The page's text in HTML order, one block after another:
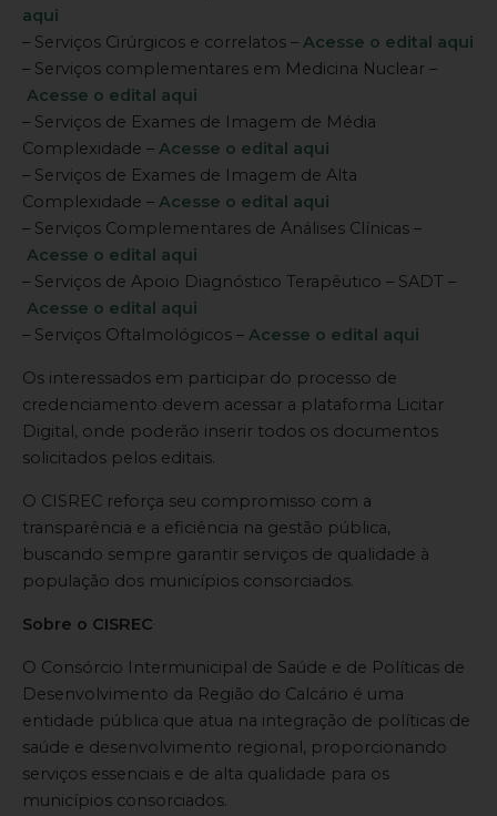
aqui
– Serviços Cirúrgicos e correlatos – Acesse o edital aqui
– Serviços complementares em Medicina Nuclear –
Acesse o edital aqui
– Serviços de Exames de Imagem de Média
Complexidade – Acesse o edital aqui
– Serviços de Exames de Imagem de Alta
Complexidade – Acesse o edital aqui
– Serviços Complementares de Análises Clínicas –
Acesse o edital aqui
– Serviços de Apoio Diagnóstico Terapêutico – SADT –
Acesse o edital aqui
– Serviços Oftalmológicos – Acesse o edital aqui
Os interessados em participar do processo de
credenciamento devem acessar a plataforma Licitar
Digital, onde poderão inserir todos os documentos
solicitados pelos editais.
O CISREC reforça seu compromisso com a
transparência e a eficiência na gestão pública,
buscando sempre garantir serviços de qualidade à
população dos municípios consorciados.
Sobre o CISREC
O Consórcio Intermunicipal de Saúde e de Políticas de
Desenvolvimento da Região do Calcário é uma
entidade pública que atua na integração de políticas de
saúde e desenvolvimento regional, proporcionando
serviços essenciais e de alta qualidade para os
municípios consorciados.